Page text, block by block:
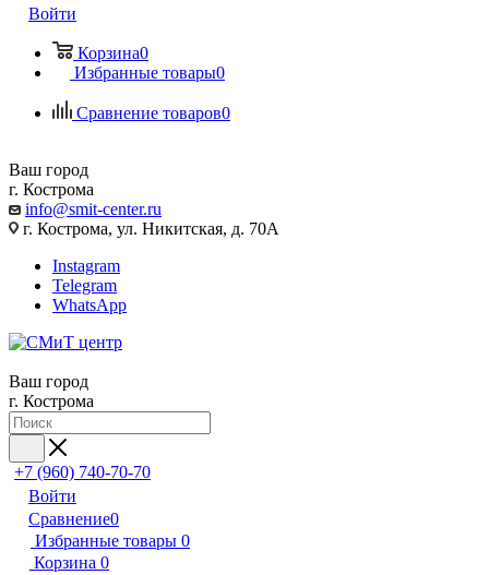
Войти
Корзина0
Избранные товары0
Сравнение товаров0
Ваш город
г. Кострома
info@smit-center.ru
г. Кострома, ул. Никитская, д. 70А
Instagram
Telegram
WhatsApp
Ваш город
г. Кострома
+7 (960) 740-70-70
Войти
Сравнение0
Избранные товары 0
Корзина 0